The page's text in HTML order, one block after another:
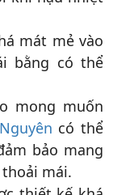
mát mẻ vào
bằng có thể
mong muốn
có thể
bảo mang
mái.